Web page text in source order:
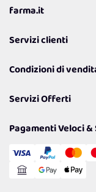
farma.it
Coupon
Lavora con noi
Politiche per la parità di
Servizi clienti
Richiamami
Resi
Condizioni di
Spedizioni
Cookie Policy
Gestisci Cookie
Servizi Offerti
Reso Facile e Veloce
Pagamenti Veloci